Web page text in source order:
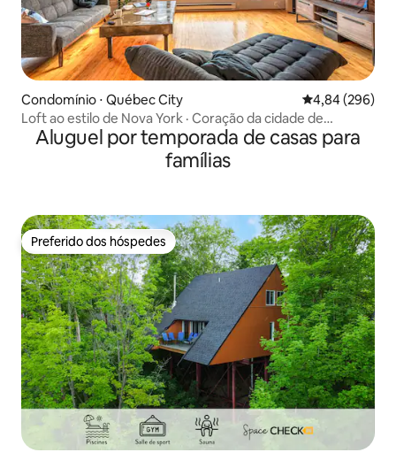
Condomínio ⋅ Québec City 4,84 de uma
4,84 (296)
Loft ao estilo de Nova York · Coração da cidade de
Québec · 5 hóspedes
Aluguel por temporada de casas para
famílias
Preferido dos hóspedes
Preferido dos hóspedes